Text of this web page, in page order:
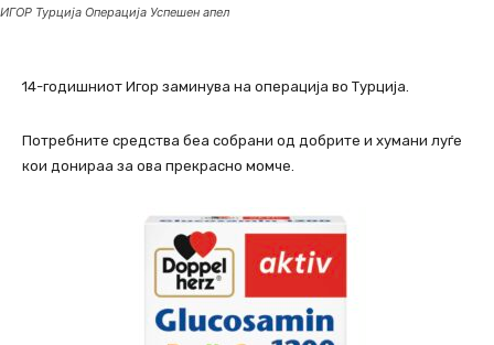
ИГОР Турција Операција Успешен апел
14-годишниот Игор заминува на операција во Турција.
Потребните средства беа собрани од добрите и хумани луѓе
кои донираа за ова прекрасно момче.